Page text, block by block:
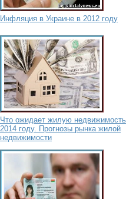
Инфляция в Украине в 2012 году
Что ожидает жилую
2014 году. Прогнозы рынка жилой
недвижимости